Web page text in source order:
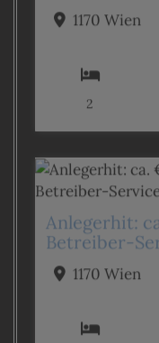
1170 Wien
2
Anlegerhit:
Betreiber-
1170 Wien